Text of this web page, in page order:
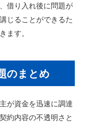
借り入れ後に問題が
じることができるた
ます。
のまとめ
が資金を迅速に調達
約内容の不透明さと